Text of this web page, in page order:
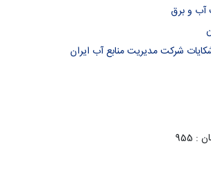
آب و برق
شرکت مدیریت منابع آب ایران
955